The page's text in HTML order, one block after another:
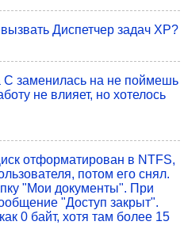
Диспетчер задач XP?
С заменилась на не поймешь
не влияет, но хотелось
отформатирован в NTFS,
потом его снял.
"Мои документы". При
"Доступ закрыт".
0 байт, хотя там более 15